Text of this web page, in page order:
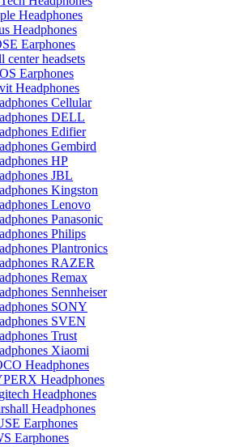
Headphones
Headphones
Earphones
center headsets
Earphones
Headphones
Cellular
DELL
Edifier
Gembird
HP
JBL
Kingston
Lenovo
Panasonic
Philips
Plantronics
RAZER
Remax
Sennheiser
SONY
SVEN
Trust
Xiaomi
Headphones
Headphones
Headphones
Headphones
Earphones
Earphones